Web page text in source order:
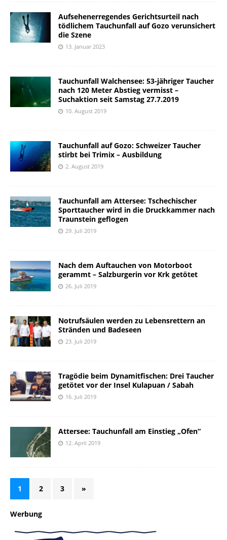
Aufsehenerregendes Gerichtsurteil nach
tödlichem Tauchunfall auf Gozo verunsichert
die Szene
13. Januar 2023
Tauchunfall Walchensee: 53-jähriger Taucher
nach 120 Meter Abstieg vermisst –
Suchaktion seit Samstag 27.7.2019
10. August 2019
Tauchunfall auf Gozo: Schweizer Taucher
stirbt bei Trimix – Ausbildung
2. August 2019
Tauchunfall am Attersee: Tschechischer
Sporttaucher wird in die Druckkammer nach
Traunstein geflogen
29. Juli 2019
Nach dem Auftauchen von Motorboot
gerammt – Salzburgerin vor Krk getötet
26. Juli 2019
Notrufsäulen werden zu Lebensrettern an
Stränden und Badeseen
23. Juli 2019
Tragödie beim Dynamitfischen: Drei Taucher
getötet vor der Insel Kulapuan / Sabah
16. Juli 2019
Attersee: Tauchunfall am Einstieg „Ofen“
12. April 2019
1 2 3 »
Werbung